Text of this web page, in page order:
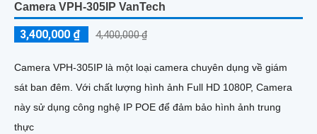
Camera VPH-305IP VanTech
3,400,000 ₫ 4,400,000 ₫
Camera VPH-305IP là một loại camera chuyên dụng về giám
sát ban đêm. Với chất lượng hình ảnh Full HD 1080P, Camera
này sử dụng công nghệ IP POE để đảm bảo hình ảnh trung
thực